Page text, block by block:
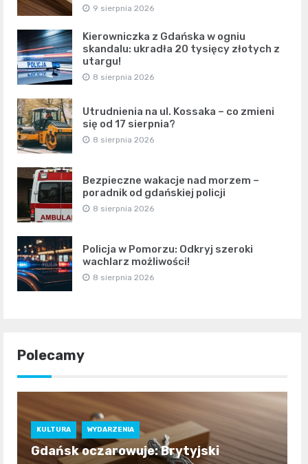
9 sierpnia 2026
Kierowniczka z Gdańska w ogniu
skandalu: ukradła 20 tysięcy złotych z
utargu!
8 sierpnia 2026
Utrudnienia na ul. Kossaka – co zmieni
się od 17 sierpnia?
8 sierpnia 2026
Bezpieczne wakacje nad morzem –
poradnik od gdańskiej policji
8 sierpnia 2026
Policja w Pomorzu: Odkryj szeroki
wachlarz możliwości!
8 sierpnia 2026
Polecamy
KULTURA WYDARZENIA
Gdańsk oczarowuje: Brytyjski